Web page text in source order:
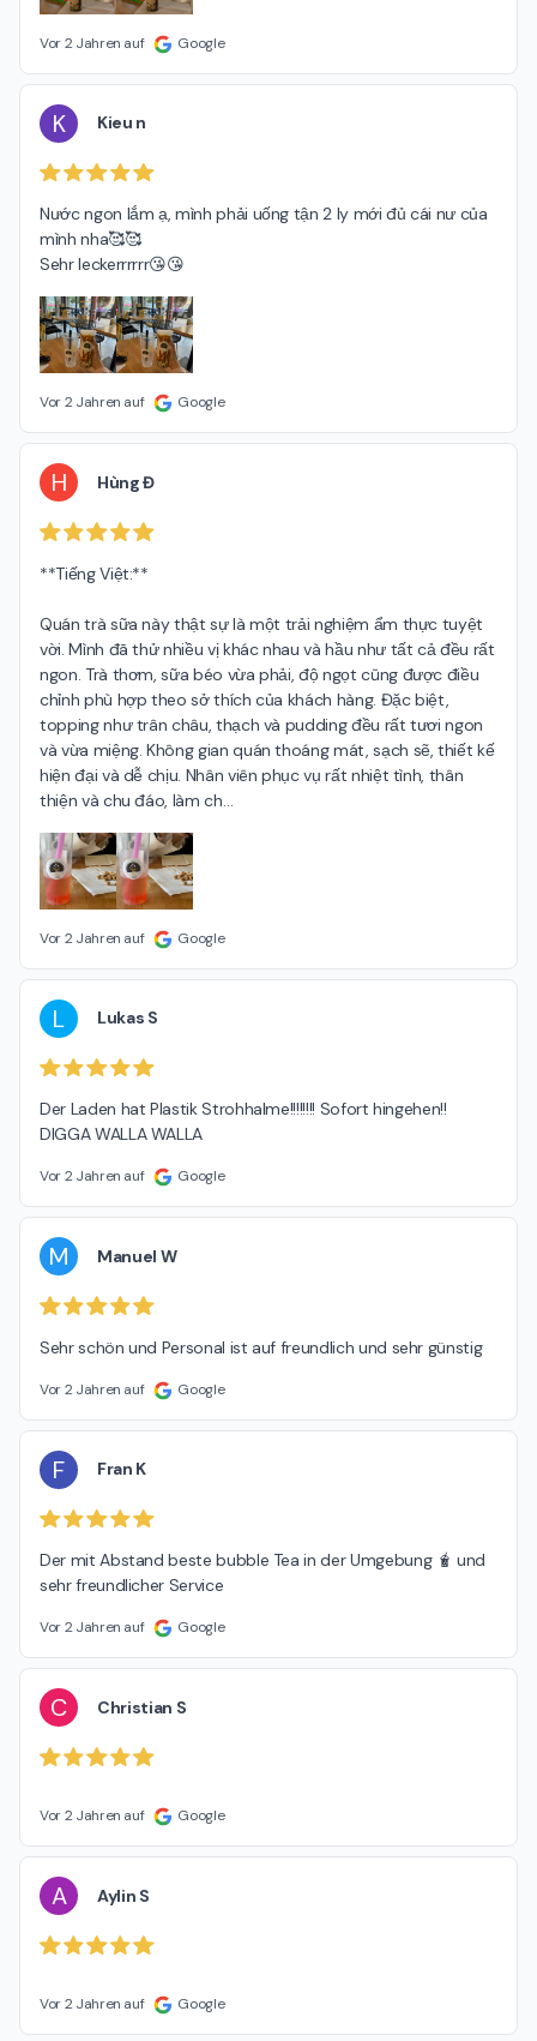
Vor 2 Jahren auf Google
K Kieu n
Nước ngon lắm ạ, mình phải uống tận 2 ly mới đủ cái nư của
mình nha🥰🥰
Sehr leckerrrrrr😘😘
Vor 2 Jahren auf Google
H Hùng Đ
**Tiếng Việt:**
Quán trà sữa này thật sự là một trải nghiệm ẩm thực tuyệt
vời. Mình đã thử nhiều vị khác nhau và hầu như tất cả đều rất
ngon. Trà thơm, sữa béo vừa phải, độ ngọt cũng được điều
chỉnh phù hợp theo sở thích của khách hàng. Đặc biệt,
topping như trân châu, thạch và pudding đều rất tươi ngon
và vừa miệng. Không gian quán thoáng mát, sạch sẽ, thiết kế
hiện đại và dễ chịu. Nhân viên phục vụ rất nhiệt tình, thân
thiện và chu đáo, làm ch…
Vor 2 Jahren auf Google
L Lukas S
Der Laden hat Plastik Strohhalme!!!!!!!! Sofort hingehen!!
DIGGA WALLA WALLA
Vor 2 Jahren auf Google
M Manuel W
Sehr schön und Personal ist auf freundlich und sehr günstig
Vor 2 Jahren auf Google
F Fran K
Der mit Abstand beste bubble Tea in der Umgebung 🧋 und
sehr freundlicher Service
Vor 2 Jahren auf Google
C Christian S
Vor 2 Jahren auf Google
A Aylin S
Vor 2 Jahren auf Google